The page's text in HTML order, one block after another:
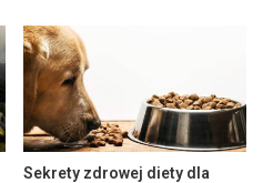
Sekrety zdrowej diety dla